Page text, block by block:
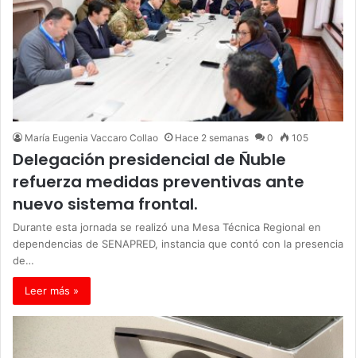
María Eugenia Vaccaro Collao Hace 2 semanas 0 105
Delegación presidencial de Ñuble
refuerza medidas preventivas ante
nuevo sistema frontal.
Durante esta jornada se realizó una Mesa Técnica Regional en
dependencias de SENAPRED, instancia que contó con la presencia
de…
Leer más »